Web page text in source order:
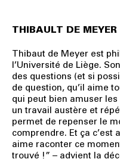
THIBAULT DE MEYER
Thibaut de Meyer est
l’Université de Liège.
des questions (et si
de question, qu’il aime
qui peut bien amuser
un travail austère et
permet de repenser le
comprendre. Et ça c’est
aime raconter ce
trouvé !” – advient la